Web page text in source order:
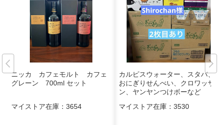
ニッカ カフェモルト カフェ
グレーン 700ml セット
マイストア在庫： 3654
カルピスウォーター、スタバ、
おにぎりせんべい、クロワッサ
ン、ヤンヤンつけボーなど
マイストア在庫： 3530